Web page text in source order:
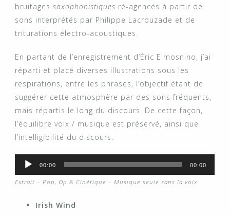
bruitages saxophonistiques ré-agencés à partir de
sons interprétés par Philippe Lacrouzade et de
triturations électro-acoustiques.
En partant de l’enregistrement d’Éric Elmosnino, j’ai
réparti et placé diverses illustrations sous les
respirations, entre les phrases, l’objectif étant de
suggérer cette atmosphère par des sons fréquents,
mais répartis le long du discours. De cette façon,
l’équilibre voix / musique est préservé, ainsi que
l’intelligibilité du discours.
Audio
Player
00:00 00:00
Extrait – Pop, Op & Cinétique – Musique seule sans la voix
Irish Wind